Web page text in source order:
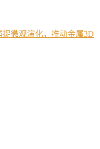
微观演化，推动金属3D